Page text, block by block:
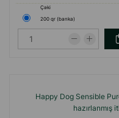
Çəki
200 qr (banka)
Happy Dog Sensible
hazırlanmış